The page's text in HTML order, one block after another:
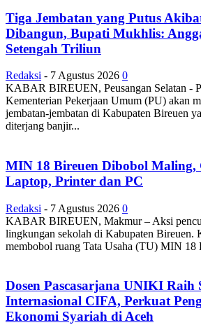
Tiga Jembatan yang Putus
Dibangun, Bupati Mukhlis:
Setengah Triliun
Redaksi - 7 Agustus 2026 0
KABAR BIREUEN, Peusangan Selatan -
Kementerian Pekerjaan Umum (PU) akan
jembatan-jembatan di Kabupaten Bireuen
diterjang banjir...
MIN 18 Bireuen Dibobol Maling,
Laptop, Printer dan PC
Redaksi - 7 Agustus 2026 0
KABAR BIREUEN, Makmur – Aksi
lingkungan sekolah di Kabupaten Bireuen.
membobol ruang Tata Usaha (TU) MIN 18
Dosen Pascasarjana UNIKI Raih
Internasional CIFA, Perkuat
Ekonomi Syariah di Aceh